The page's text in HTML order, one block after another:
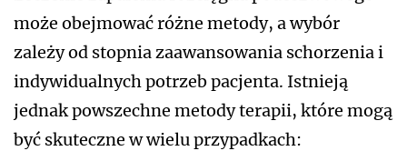
może obejmować różne metody, a wybór
zależy od stopnia zaawansowania schorzenia i
indywidualnych potrzeb pacjenta. Istnieją
jednak powszechne metody terapii, które mogą
być skuteczne w wielu przypadkach: